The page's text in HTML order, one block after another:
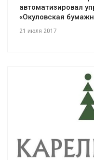
автоматизировал
«Окуловская
21 июля 2017